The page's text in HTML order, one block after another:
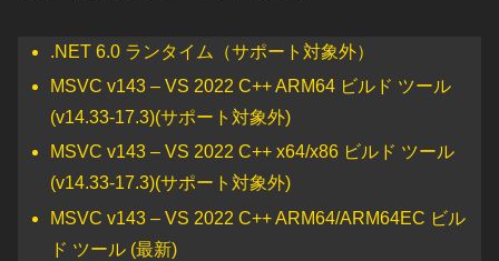
.NET 6.0 ランタイム（サポート対象外）
MSVC v143 – VS 2022 C++ ARM64 ビルド ツール
(v14.33-17.3)(サポート対象外)
MSVC v143 – VS 2022 C++ x64/x86 ビルド ツール
(v14.33-17.3)(サポート対象外)
MSVC v143 – VS 2022 C++ ARM64/ARM64EC ビル
ド ツール (最新)